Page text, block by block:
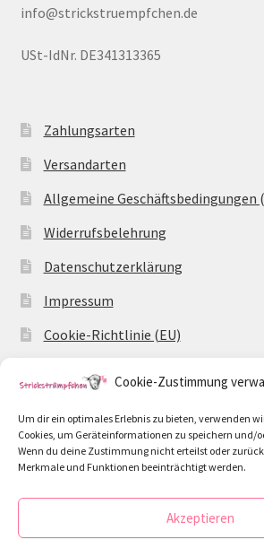
Cookie-Zustimmung
Um dir ein optimales Erlebnis zu bieten, verwenden
Cookies, um Geräteinformationen zu speichern und/
Wenn du deine Zustimmung nicht erteilst oder
Merkmale und Funktionen beeinträchtigt werden.
Akzeptieren
info@strickstruempfchen.de
USt-IdNr. DE341313365
Zahlungsarten
Versandarten
Allgemeine Geschäftsbedingungen
Widerrufsbelehrung
Datenschutzerklärung
Impressum
Cookie-Richtlinie (EU)
© Strickstrümpfchen 2026
Datenschutzerklärung
Erstellt mit